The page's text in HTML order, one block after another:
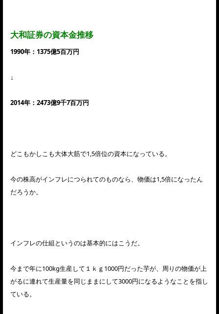
大和証券の資本金推移
1990年：1375億5百万円
↓
2014年：2473億9千7百万円
どこもかしこも大体大筋で1,5倍位の資本になっている。
今の株高がインフレにつられてのものなら、物価は1,5倍になったん
だろうか。
インフレの仕組というのは基本的にはこうだ。
今まで年に100kg生産して１ｋｇ1000円だった芋が、周りの物価が上
がるに連れて生産量を同じままにして3000円になるようなことを指し
ている。